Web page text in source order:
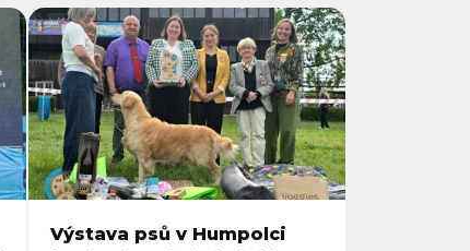
Výstava psů v Humpolci